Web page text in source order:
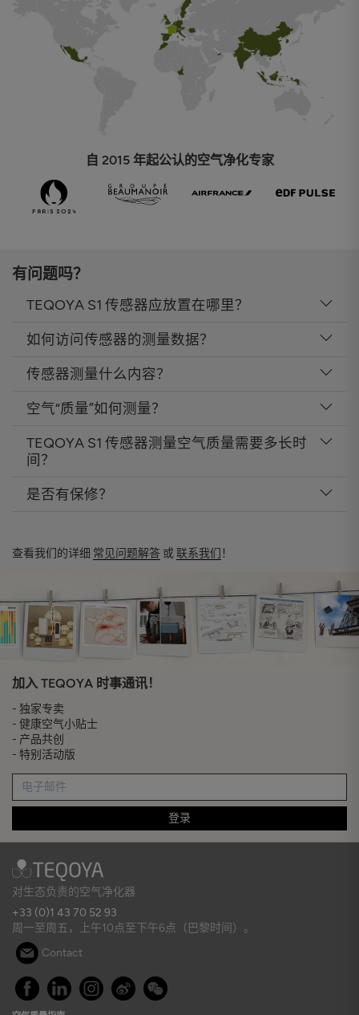
自 2015 年起公认的空气净化专家
有问题吗？
TEQOYA S1 传感器应放置在哪里？
如何访问传感器的测量数据？
传感器测量什么内容？
空气“质量”如何测量？
TEQOYA S1 传感器测量空气质量需要多长时
间？
是否有保修？
查看我们的详细 常见问题解答 或联系我们 ！
加入 TEQOYA 时事通讯！
- 独家专卖
- 健康空气小贴士
- 产品共创
- 特别活动版
登录
对生态负责的空气净化器
+33 (0)1 43 70 52 93
周一至周五，上午10点至下午6点（巴黎时间）。
Contact